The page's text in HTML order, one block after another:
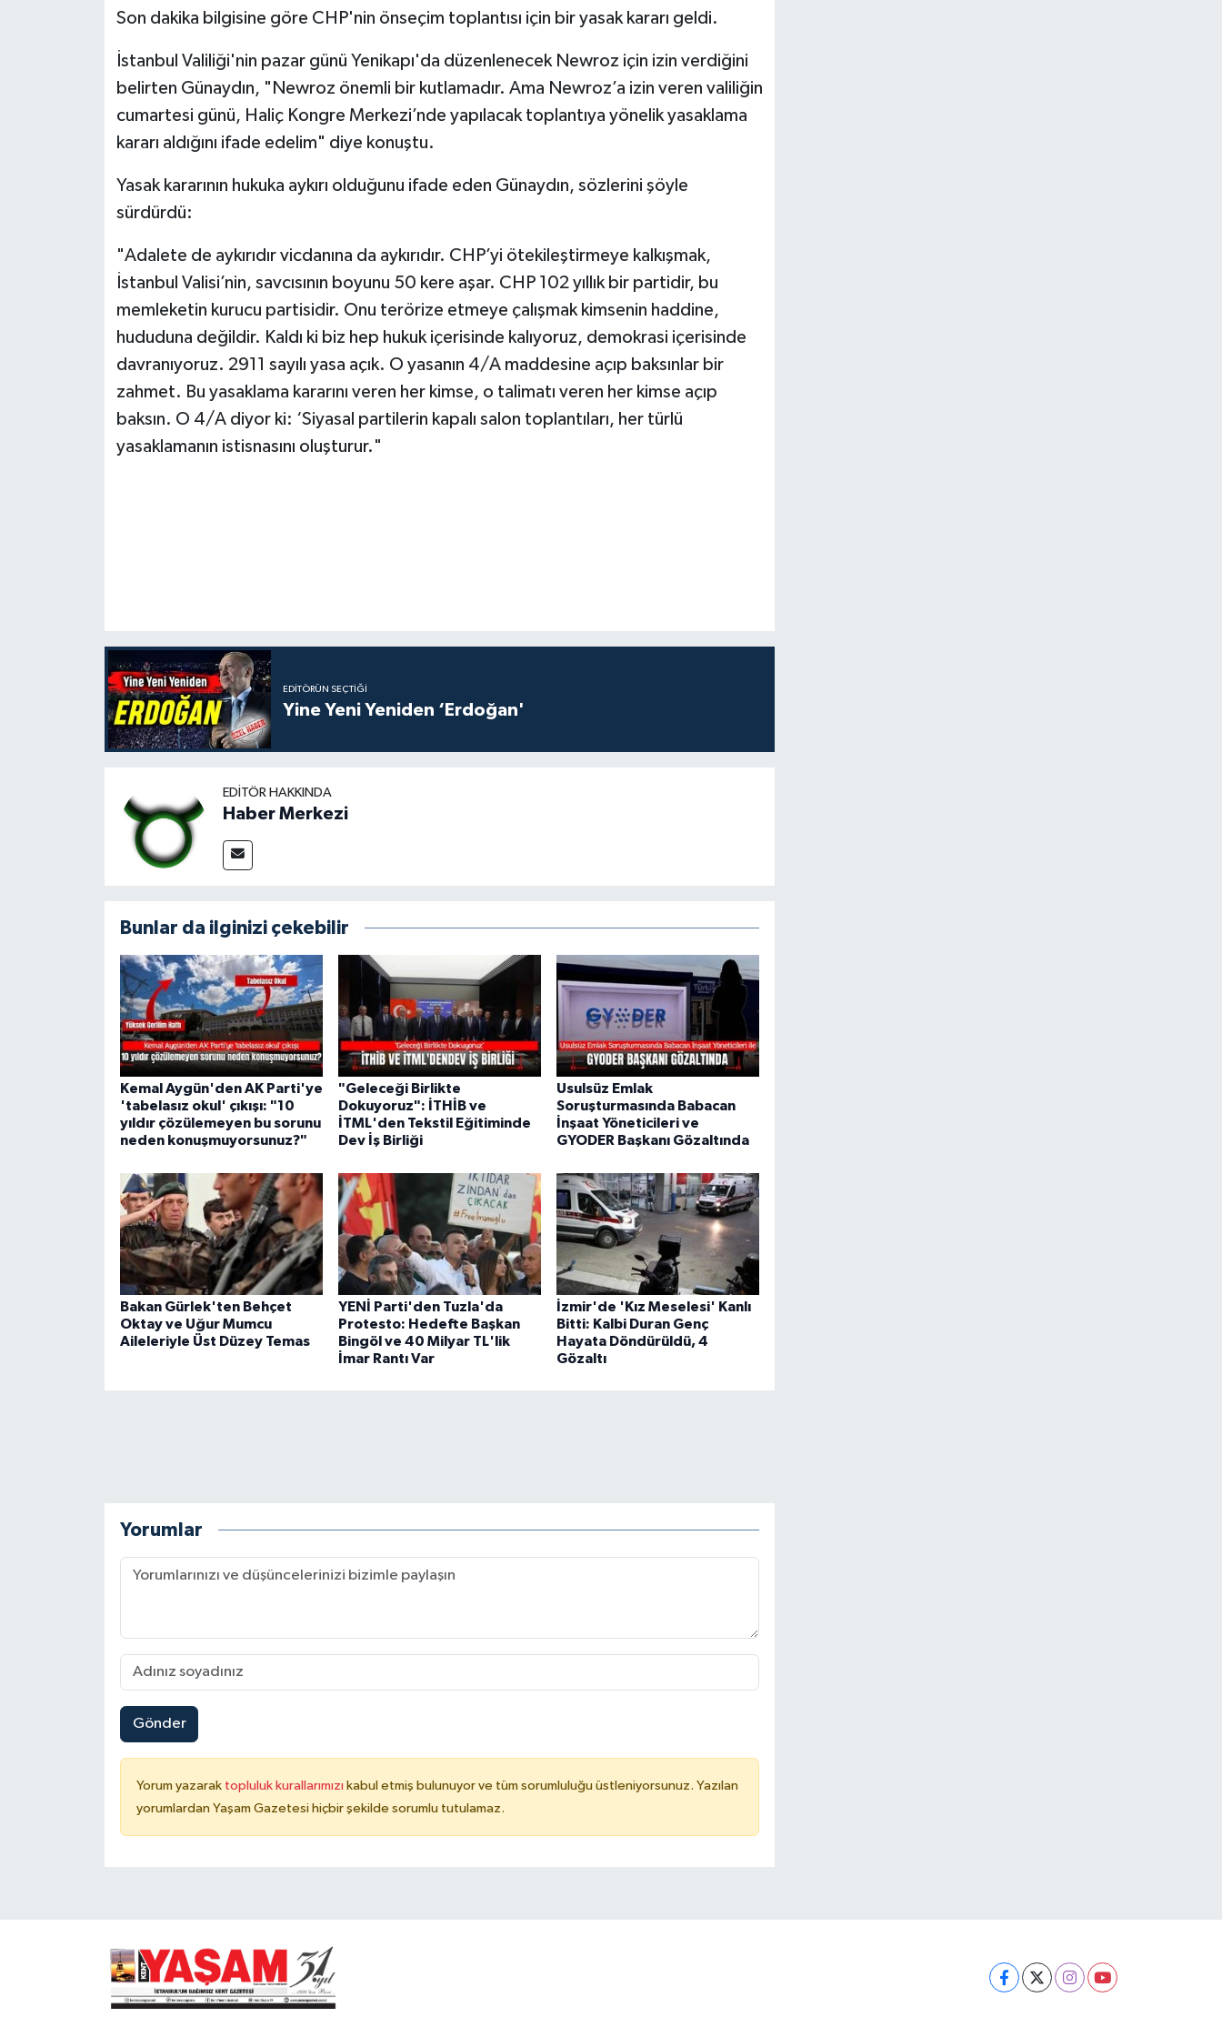
Son dakika bilgisine göre CHP'nin önseçim toplantısı için bir yasak kararı geldi.
İstanbul Valiliği'nin pazar günü Yenikapı'da düzenlenecek Newroz için izin verdiğini
belirten Günaydın, "Newroz önemli bir kutlamadır. Ama Newroz’a izin veren valiliğin
cumartesi günü, Haliç Kongre Merkezi’nde yapılacak toplantıya yönelik yasaklama
kararı aldığını ifade edelim" diye konuştu.
Yasak kararının hukuka aykırı olduğunu ifade eden Günaydın, sözlerini şöyle
sürdürdü:
"Adalete de aykırıdır vicdanına da aykırıdır. CHP’yi ötekileştirmeye kalkışmak,
İstanbul Valisi’nin, savcısının boyunu 50 kere aşar. CHP 102 yıllık bir partidir, bu
memleketin kurucu partisidir. Onu terörize etmeye çalışmak kimsenin haddine,
hududuna değildir. Kaldı ki biz hep hukuk içerisinde kalıyoruz, demokrasi içerisinde
davranıyoruz. 2911 sayılı yasa açık. O yasanın 4/A maddesine açıp baksınlar bir
zahmet. Bu yasaklama kararını veren her kimse, o talimatı veren her kimse açıp
baksın. O 4/A diyor ki: ‘Siyasal partilerin kapalı salon toplantıları, her türlü
yasaklamanın istisnasını oluşturur."
EDITÖRÜN SEÇTIĞI
Yine Yeni Yeniden ‘Erdoğan'
EDITÖR HAKKINDA
Haber Merkezi
Bunlar da ilginizi çekebilir
Kemal Aygün'den AK Parti'ye
'tabelasız okul' çıkışı: "10
yıldır çözülemeyen bu sorunu
neden konuşmuyorsunuz?"
"Geleceği Birlikte
Dokuyoruz": İTHİB ve
İTML'den Tekstil Eğitiminde
Dev İş Birliği
Usulsüz Emlak
Soruşturmasında Babacan
İnşaat Yöneticileri ve
GYODER Başkanı Gözaltında
Bakan Gürlek'ten Behçet
Oktay ve Uğur Mumcu
Aileleriyle Üst Düzey Temas
YENİ Parti'den Tuzla'da
Protesto: Hedefte Başkan
Bingöl ve 40 Milyar TL'lik
İmar Rantı Var
İzmir'de 'Kız Meselesi' Kanlı
Bitti: Kalbi Duran Genç
Hayata Döndürüldü, 4
Gözaltı
Yorumlar
Gönder
Yorum yazarak topluluk kurallarımızı kabul etmiş bulunuyor ve tüm sorumluluğu üstleniyorsunuz. Yazılan
yorumlardan Yaşam Gazetesi hiçbir şekilde sorumlu tutulamaz.